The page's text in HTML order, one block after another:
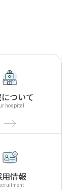
ついて
hospital
情報